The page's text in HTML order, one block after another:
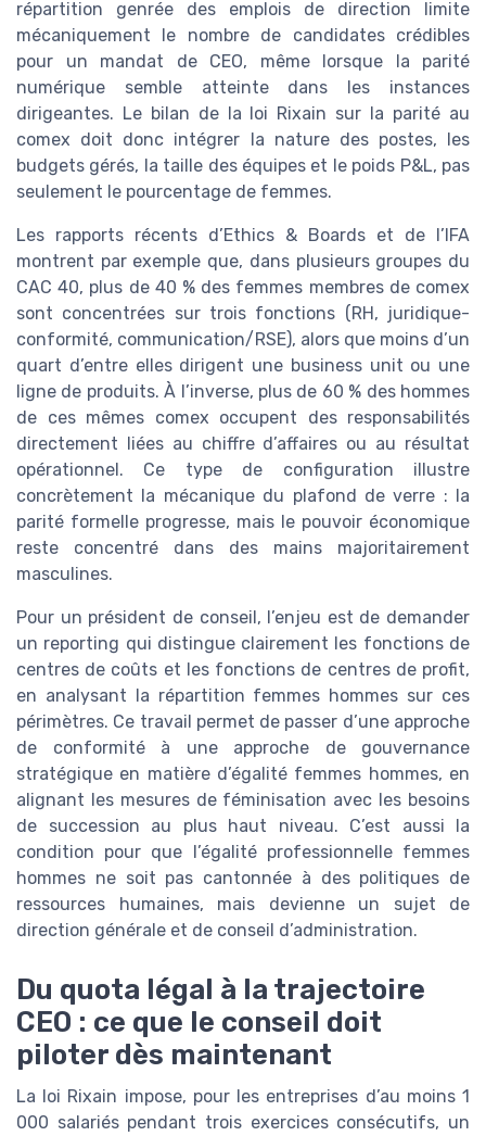
répartition genrée des emplois de direction limite
mécaniquement le nombre de candidates crédibles
pour un mandat de CEO, même lorsque la parité
numérique semble atteinte dans les instances
dirigeantes. Le bilan de la loi Rixain sur la parité au
comex doit donc intégrer la nature des postes, les
budgets gérés, la taille des équipes et le poids P&L, pas
seulement le pourcentage de femmes.
Les rapports récents d’Ethics & Boards et de l’IFA
montrent par exemple que, dans plusieurs groupes du
CAC 40, plus de 40 % des femmes membres de comex
sont concentrées sur trois fonctions (RH, juridique-
conformité, communication/RSE), alors que moins d’un
quart d’entre elles dirigent une business unit ou une
ligne de produits. À l’inverse, plus de 60 % des hommes
de ces mêmes comex occupent des responsabilités
directement liées au chiffre d’affaires ou au résultat
opérationnel. Ce type de configuration illustre
concrètement la mécanique du plafond de verre : la
parité formelle progresse, mais le pouvoir économique
reste concentré dans des mains majoritairement
masculines.
Pour un président de conseil, l’enjeu est de demander
un reporting qui distingue clairement les fonctions de
centres de coûts et les fonctions de centres de profit,
en analysant la répartition femmes hommes sur ces
périmètres. Ce travail permet de passer d’une approche
de conformité à une approche de gouvernance
stratégique en matière d’égalité femmes hommes, en
alignant les mesures de féminisation avec les besoins
de succession au plus haut niveau. C’est aussi la
condition pour que l’égalité professionnelle femmes
hommes ne soit pas cantonnée à des politiques de
ressources humaines, mais devienne un sujet de
direction générale et de conseil d’administration.
Du quota légal à la trajectoire
CEO : ce que le conseil doit
piloter dès maintenant
La loi Rixain impose, pour les entreprises d’au moins 1
000 salariés pendant trois exercices consécutifs, un